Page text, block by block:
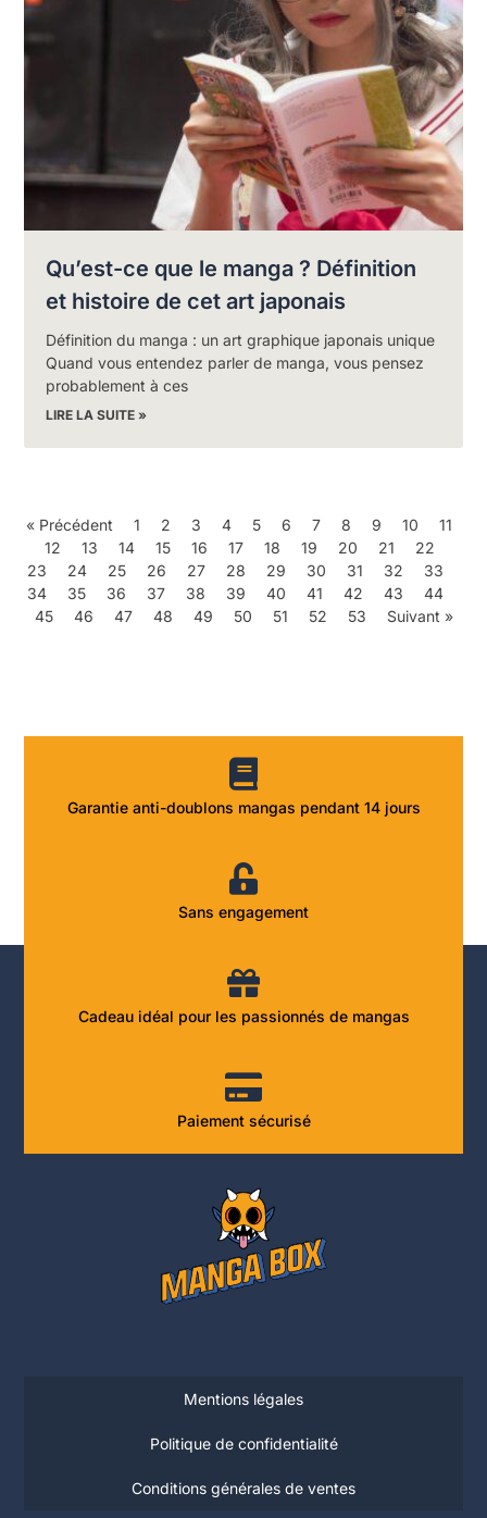
Qu’est-ce que le manga ? Définition
et histoire de cet art japonais
Définition du manga : un art graphique japonais unique
Quand vous entendez parler de manga, vous pensez
probablement à ces
LIRE LA SUITE »
« Précédent 1 2 3 4 5 6 7 8 9 10
11
12
13 14 15 16 17 18 19 20 21
22
23
24 25 26 27 28 29 30 31 32
33
34
35 36 37 38 39 40 41 42 43
44
45
46 47 48 49 50 51 52 53 Suivant »
Garantie anti-doublons mangas pendant 14 jours
Sans engagement
Cadeau idéal pour les passionnés de mangas
Paiement sécurisé
Mentions légales
Politique de confidentialité
Conditions générales de ventes